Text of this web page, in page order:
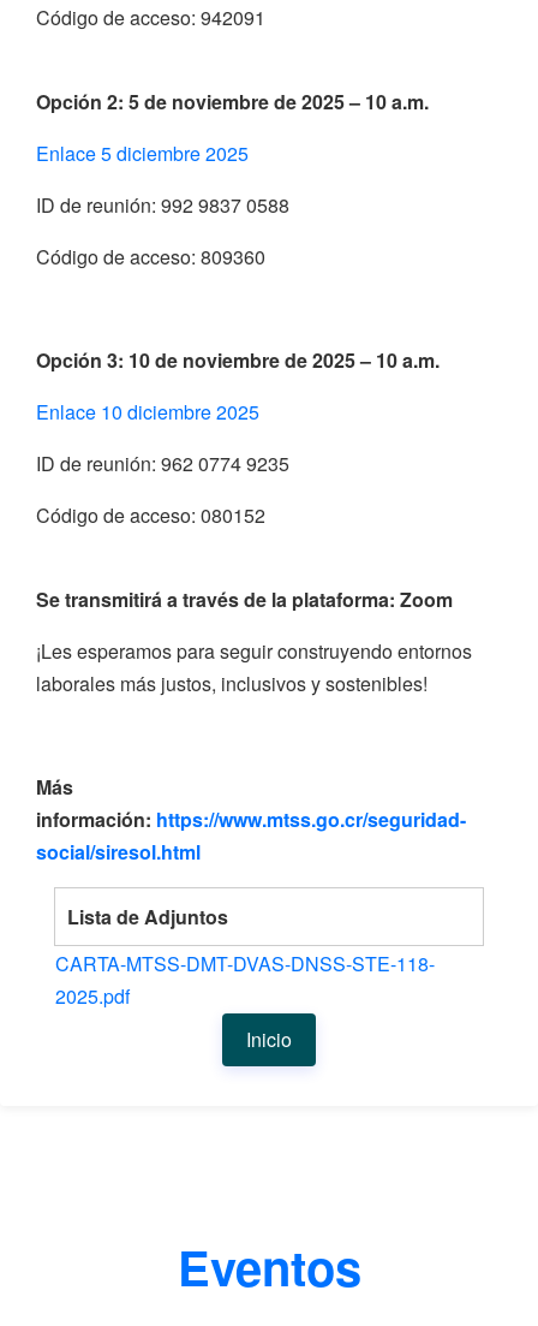
Código de acceso: 942091
Opción 2: 5 de noviembre de 2025 – 10 a.m.
Enlace 5 diciembre 2025
ID de reunión: 992 9837 0588
Código de acceso: 809360
Opción 3: 10 de noviembre de 2025 – 10 a.m.
Enlace 10 diciembre 2025
ID de reunión: 962 0774 9235
Código de acceso: 080152
Se transmitirá a través de la plataforma: Zoom
¡Les esperamos para seguir construyendo entornos
laborales más justos, inclusivos y sostenibles!
Más
información: https://www.mtss.go.cr/seguridad-
social/siresol.html
Lista de Adjuntos
CARTA-MTSS-DMT-DVAS-DNSS-STE-118-
2025.pdf
Inicio
Eventos